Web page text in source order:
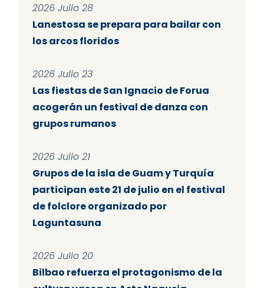
2026 Julio 28
Lanestosa se prepara para bailar con
los arcos floridos
2026 Julio 23
Las fiestas de San Ignacio de Forua
acogerán un festival de danza con
grupos rumanos
2026 Julio 21
Grupos de la isla de Guam y Turquía
participan este 21 de julio en el festival
de folclore organizado por
Laguntasuna
2026 Julio 20
Bilbao refuerza el protagonismo de la